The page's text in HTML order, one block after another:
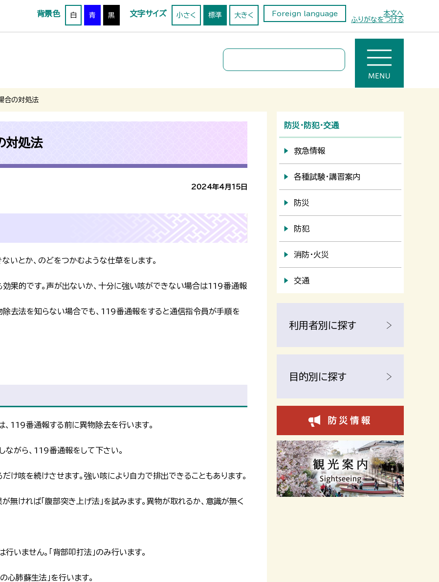
本文へ
背景色 白 青 黒 文字サイズ 小さく 標準 大きく
Foreign language
ふりがなをつける
合の対処法
対処法
2024年4月15日
いとか、のどをつかむような仕草をします。
果的です。声が出ないか、十分に強い咳ができない場合は119番通報
去法を知らない場合でも、119番通報をすると通信指令員が手順を
119番通報する前に異物除去を行います。
がら、119番通報をして下さい。
け咳を続けさせます。強い咳により自力で排出できることもあります。
無ければ「腹部突き上げ法」を試みます。異物が取れるか、意識が無く
いません。「背部叩打法」のみ行います。
肺蘇生法」を行います。
防災・防犯・交通
救急情報
各種試験・講習案内
防災
防犯
消防・火災
交通
利用者別に探す
目的別に探す